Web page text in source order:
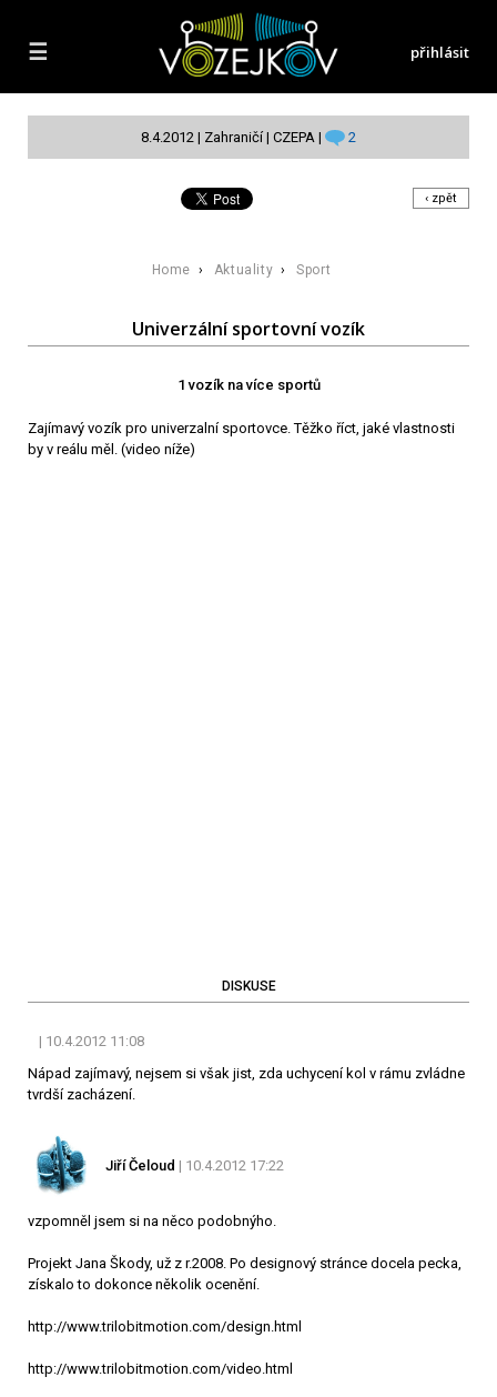
☰ přihlásit
8.4.2012 | Zahraničí | CZEPA | 2
‹ zpět
Home › Aktuality ›Sport
Univerzální sportovní vozík
1 vozík na více sportů
Zajímavý vozík pro univerzalní sportovce. Těžko říct, jaké vlastnosti
by v reálu měl. (video níže)
DISKUSE
| 10.4.2012 11:08
Nápad zajímavý, nejsem si však jist, zda uchycení kol v rámu zvládne
tvrdší zacházení.
Jiří Čeloud | 10.4.2012 17:22
vzpomněl jsem si na něco podobnýho.
Projekt Jana Škody, už z r.2008. Po designový stránce docela pecka,
získalo to dokonce několik ocenění.
http://www.trilobitmotion.com/design.html
http://www.trilobitmotion.com/video.html